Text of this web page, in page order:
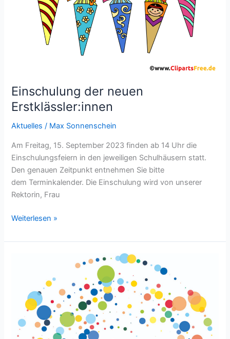
Einschulung der neuen
Erstklässler:innen
Aktuelles / Max Sonnenschein
Am Freitag, 15. September 2023 finden ab 14 Uhr die
Einschulungsfeiern in den jeweiligen Schulhäusern statt.
Den genauen Zeitpunkt entnehmen Sie bitte
dem Terminkalender. Die Einschulung wird von unserer
Rektorin, Frau
Weiterlesen »
2023/24